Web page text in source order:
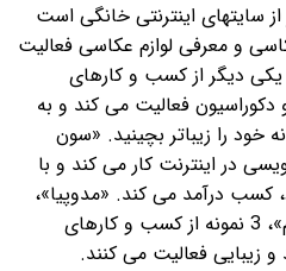
سایتهای اینترنتی خانگی است
و معرفی لوازم عکاسی فعالیت
دیگر از کسب و کارهای
دکوراسیون فعالیت می کند و به
را زیباتر بچینید. «سون
در اینترنت کار می کند و با
درآمد می کند. «مدوپیا»،
«دیجی استایل» و «چی بپوشم»، 3 نمونه از کسب و کارهای
و زیبایی فعالیت می کنند.